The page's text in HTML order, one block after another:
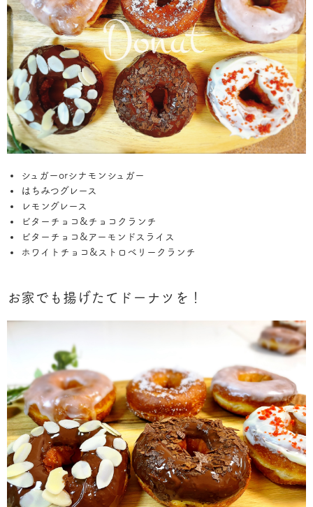
シュガーorシナモンシュガー
はちみつグレース
レモングレース
ビターチョコ&チョコクランチ
ビターチョコ&アーモンドスライス
ホワイトチョコ&ストロベリークランチ
お家でも揚げたてドーナツを！